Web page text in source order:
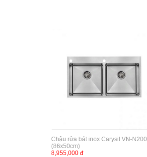
Chậu rửa bát inox Carysil VN-N200
(86x50cm)
8,955,000 đ